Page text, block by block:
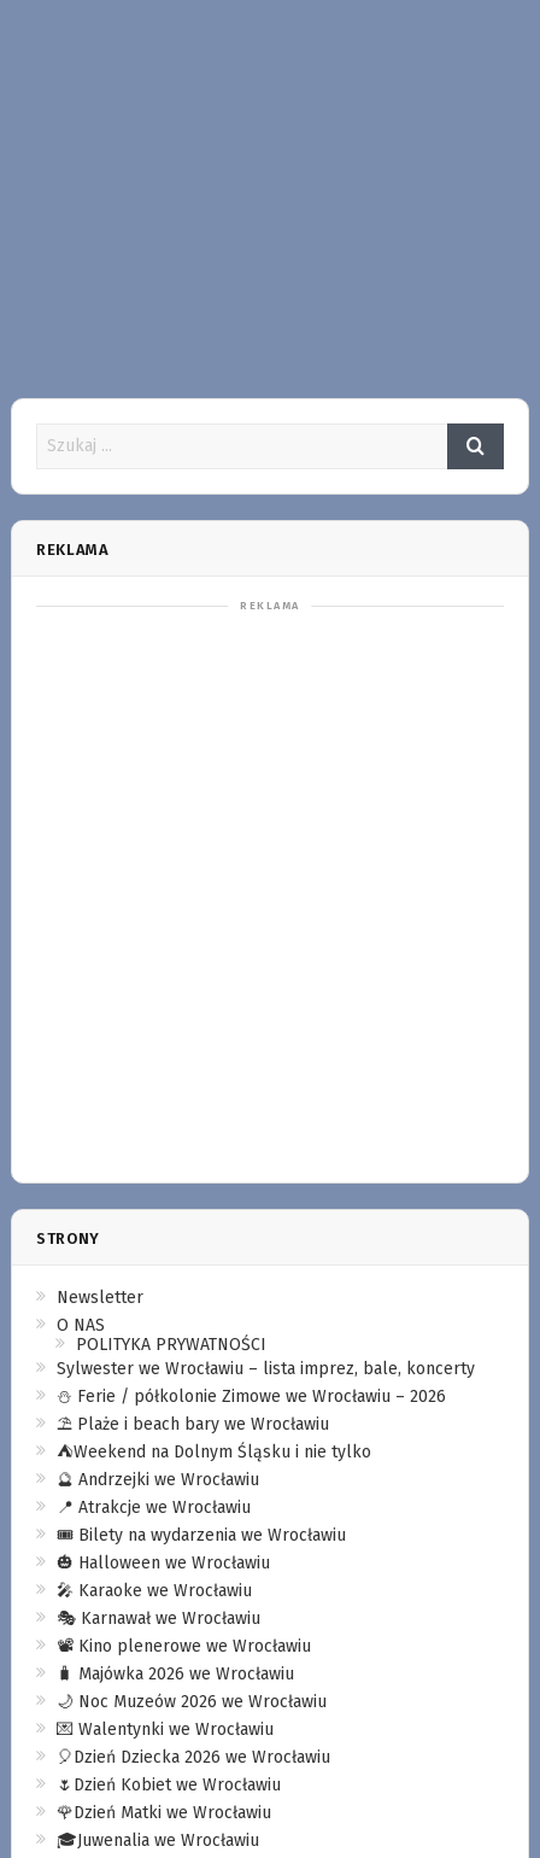
REKLAMA
STRONY
Newsletter
O NAS
POLITYKA PRYWATNOŚCI
Sylwester we Wrocławiu – lista imprez, bale, koncerty
⛄️ Ferie / półkolonie Zimowe we Wrocławiu – 2026
⛱️ Plaże i beach bary we Wrocławiu
⛺️Weekend na Dolnym Śląsku i nie tylko
🔮 Andrzejki we Wrocławiu
📍 Atrakcje we Wrocławiu
🎟️ Bilety na wydarzenia we Wrocławiu
🎃 Halloween we Wrocławiu
🎤 Karaoke we Wrocławiu
🎭 Karnawał we Wrocławiu
📽️ Kino plenerowe we Wrocławiu
🧳 Majówka 2026 we Wrocławiu
🌙 Noc Muzeów 2026 we Wrocławiu
💌 Walentynki we Wrocławiu
🎈Dzień Dziecka 2026 we Wrocławiu
🌷Dzień Kobiet we Wrocławiu
🌹Dzień Matki we Wrocławiu
🎓Juwenalia we Wrocławiu